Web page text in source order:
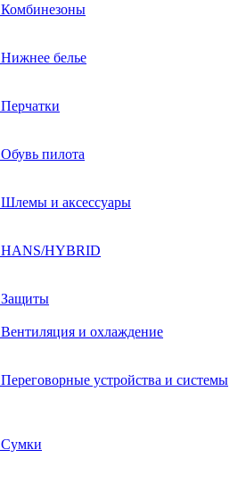
Комбинезоны
Нижнее белье
Перчатки
Обувь пилота
Шлемы и аксессуары
HANS/HYBRID
Защиты
Вентиляция и охлаждение
Переговорные устройства и системы
Сумки